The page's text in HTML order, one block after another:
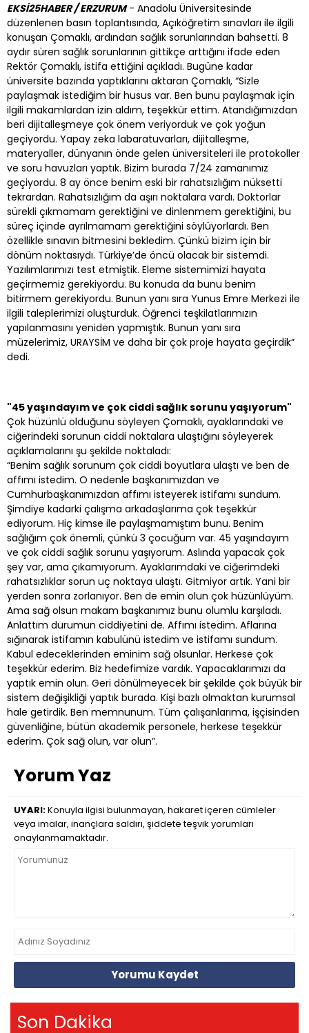
EKSİ25HABER / ERZURUM- Anadolu Üniversitesinde
düzenlenen basın toplantısında, Açıköğretim sınavları ile ilgili
konuşan Çomaklı, ardından sağlık sorunlarından bahsetti. 8
aydır süren sağlık sorunlarının gittikçe arttığını ifade eden
Rektör Çomaklı, istifa ettiğini açıkladı. Bugüne kadar
üniversite bazında yaptıklarını aktaran Çomaklı, “Sizle
paylaşmak istediğim bir husus var. Ben bunu paylaşmak için
ilgili makamlardan izin aldım, teşekkür ettim. Atandığımızdan
beri dijitalleşmeye çok önem veriyorduk ve çok yoğun
geçiyordu. Yapay zeka labaratuvarları, dijitalleşme,
materyaller, dünyanın önde gelen üniversiteleri ile protokoller
ve soru havuzları yaptık. Bizim burada 7/24 zamanımız
geçiyordu. 8 ay önce benim eski bir rahatsızlığım nüksetti
tekrardan. Rahatsızlığım da aşırı noktalara vardı. Doktorlar
sürekli çıkmamam gerektiğini ve dinlenmem gerektiğini, bu
süreç içinde ayrılmamam gerektiğini söylüyorlardı. Ben
özellikle sınavın bitmesini bekledim. Çünkü bizim için bir
dönüm noktasıydı. Türkiye’de öncü olacak bir sistemdi.
Yazılımlarımızı test etmiştik. Eleme sistemimizi hayata
geçirmemiz gerekiyordu. Bu konuda da bunu benim
bitirmem gerekiyordu. Bunun yanı sıra Yunus Emre Merkezi ile
ilgili taleplerimizi oluşturduk. Öğrenci teşkilatlarımızın
yapılanmasını yeniden yapmıştık. Bunun yanı sıra
müzelerimiz, URAYSİM ve daha bir çok proje hayata geçirdik”
dedi.
"45 yaşındayım ve çok ciddi sağlık sorunu yaşıyorum"
Çok hüzünlü olduğunu söyleyen Çomaklı, ayaklarındaki ve
ciğerindeki sorunun ciddi noktalara ulaştığını söyleyerek
açıklamalarını şu şekilde noktaladı:
“Benim sağlık sorunum çok ciddi boyutlara ulaştı ve ben de
affımı istedim. O nedenle başkanımızdan ve
Cumhurbaşkanımızdan affımı isteyerek istifamı sundum.
Şimdiye kadarki çalışma arkadaşlarıma çok teşekkür
ediyorum. Hiç kimse ile paylaşmamıştım bunu. Benim
sağlığım çok önemli, çünkü 3 çocuğum var. 45 yaşındayım
ve çok ciddi sağlık sorunu yaşıyorum. Aslında yapacak çok
şey var, ama çıkamıyorum. Ayaklarımdaki ve ciğerimdeki
rahatsızlıklar sorun uç noktaya ulaştı. Gitmiyor artık. Yani bir
yerden sonra zorlanıyor. Ben de emin olun çok hüzünlüyüm.
Ama sağ olsun makam başkanımız bunu olumlu karşıladı.
Anlattım durumun ciddiyetini de. Affımı istedim. Aflarına
sığınarak istifamın kabulünü istedim ve istifamı sundum.
Kabul edeceklerinden eminim sağ olsunlar. Herkese çok
teşekkür ederim. Biz hedefimize vardık. Yapacaklarımızı da
yaptık emin olun. Geri dönülmeyecek bir şekilde çok büyük bir
sistem değişikliği yaptık burada. Kişi bazlı olmaktan kurumsal
hale getirdik. Ben memnunum. Tüm çalışanlarıma, işçisinden
güvenliğine, bütün akademik personele, herkese teşekkür
ederim. Çok sağ olun, var olun”.
Yorum Yaz
UYARI:Konuyla ilgisi bulunmayan, hakaret içeren cümleler
veya imalar, inançlara saldırı, şiddete teşvik yorumları
onaylanmamaktadır.
Yorumu Kaydet
Son Dakika